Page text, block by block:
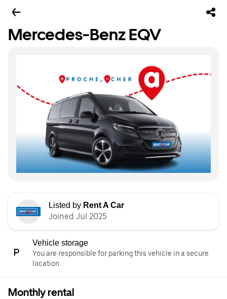
Mercedes-Benz EQV
Listed by Rent A Car
Joined Jul 2025
Vehicle storage
You are responsible for parking this vehicle in a secure
location.
Monthly rental